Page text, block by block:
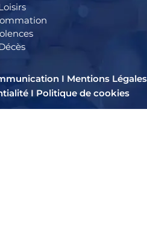
I Mentions Légales
I Politique de cookies